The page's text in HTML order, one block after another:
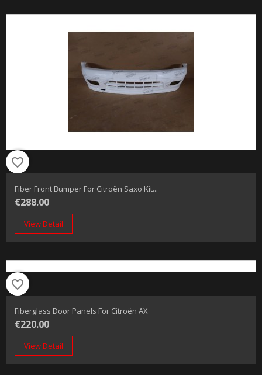
favorite_border
Fiber Front Bumper For Citroën Saxo Kit...
€288.00
View Detail
favorite_border
Fiberglass Door Panels For Citroën AX
€220.00
View Detail